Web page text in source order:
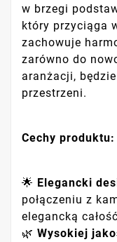
w brzegi
który przyciąga
zachowuje
zarówno do
aranżacji,
przestrzeni.
Cechy produktu:
🌟 Elegancki
połączeniu z
elegancką
🌿 Wysokiej